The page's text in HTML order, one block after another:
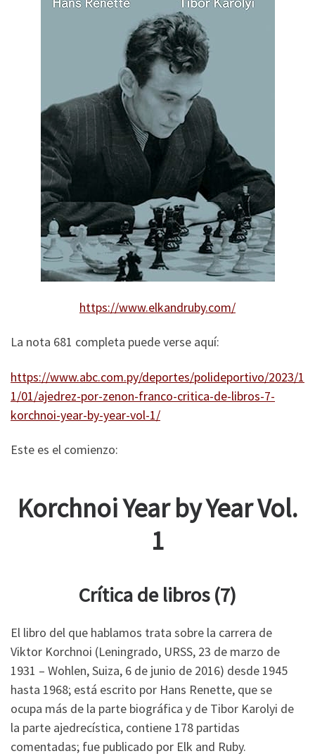
https://www.elkandruby.com/
La nota 681 completa puede verse aquí:
https://www.abc.com.py/deportes/polideportivo/2023/1
1/01/ajedrez-por-zenon-franco-critica-de-libros-7-
korchnoi-year-by-year-vol-1/
Este es el comienzo:
Korchnoi Year by Year Vol.
1
Crítica de libros (7)
El libro del que hablamos trata sobre la carrera de
Viktor Korchnoi (Leningrado, URSS, 23 de marzo de
1931 – Wohlen, Suiza, 6 de junio de 2016) desde 1945
hasta 1968; está escrito por Hans Renette, que se
ocupa más de la parte biográfica y de Tibor Karolyi de
la parte ajedrecística, contiene 178 partidas
comentadas; fue publicado por Elk and Ruby.